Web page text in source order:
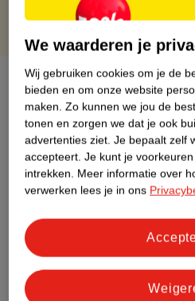
Over dit product
Productinformatie
Etiketinformatie
Dit product
Meer
We waarderen je
Wij gebruiken cookies om je de
bieden en om onze website
maken. Zo kunnen we jou de
tonen en zorgen we dat je ook
advertenties ziet. Je bepaalt zelf
accepteert. Je kunt je
intrekken. Meer informatie over
verwerken lees je in ons